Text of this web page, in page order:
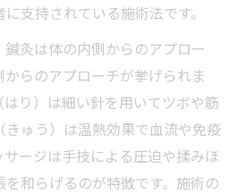
支持されている施術法です。
灸は体の内側からのアプロー
らのアプローチが挙げられま
り）は細い針を用いてツボや筋
きゅう）は温熱効果で血流や免疫
ージは手技による圧迫や揉みほ
和らげるのが特徴です。施術の